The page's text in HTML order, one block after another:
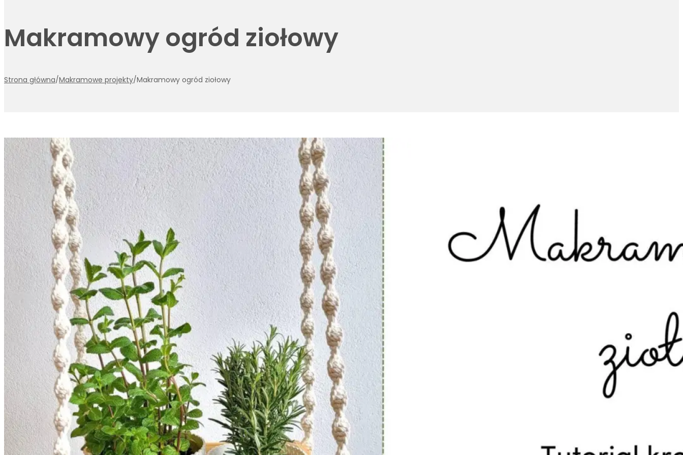
Makramowy ogród ziołowy
Strona główna/Makramowe projekty/Makramowy ogród ziołowy